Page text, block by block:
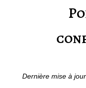
Dernière mise à